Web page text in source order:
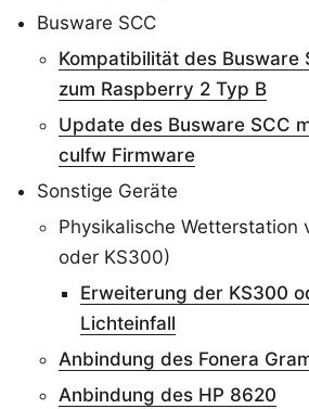
Busware SCC
Kompatibilität des Busware
zum Raspberry 2 Typ B
Update des Busware SCC
culfw Firmware
Sonstige Geräte
Physikalische Wetterstation
oder KS300)
Erweiterung der KS300
Lichteinfall
Anbindung des Fonera
Anbindung des HP 8620